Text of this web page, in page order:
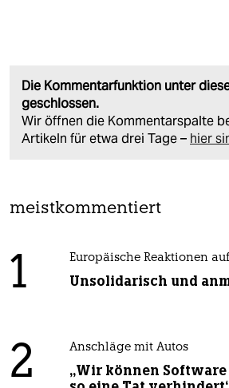
Die Kommentarfunktion unter
geschlossen.
Wir öffnen die Kommentarspalte
Artikeln für etwa drei Tage – hier
meistkommentiert
1 Europäische Reaktionen
Unsolidarisch und
2 Anschläge mit Autos
„Wir können